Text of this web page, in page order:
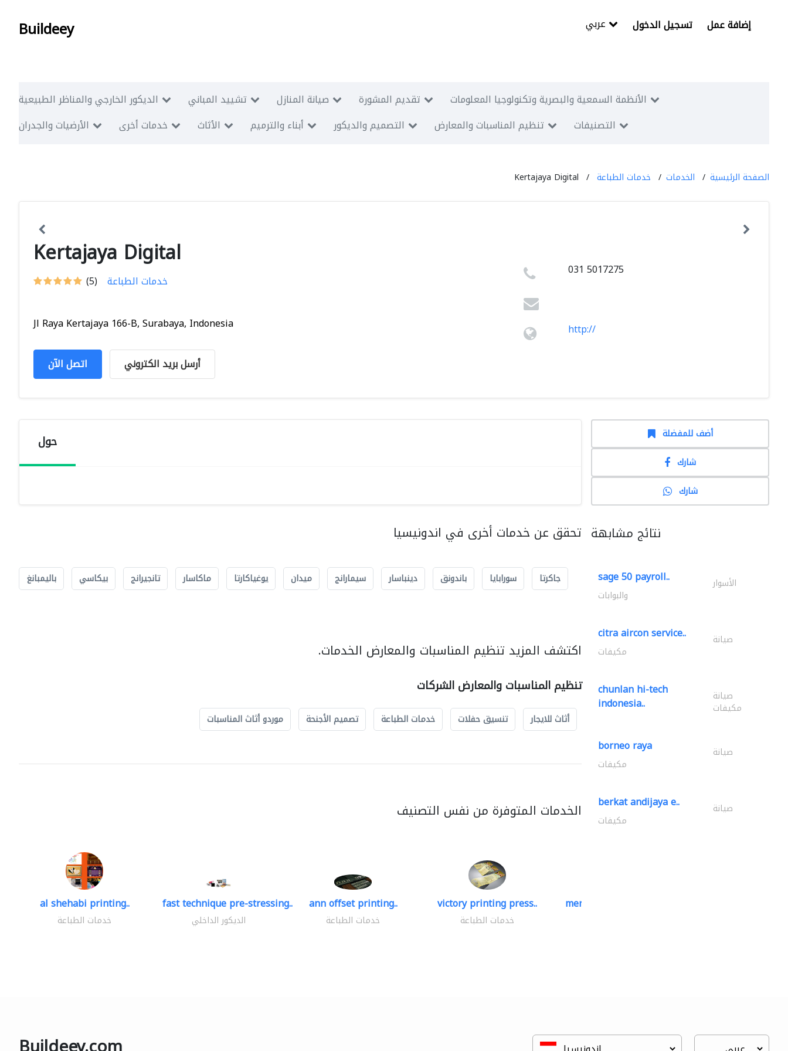
Buildeey تسجيل الدخول إضافة عمل
الديكور الخارجي والمناظر الطبيعية تشييد المباني صيانة المنازل تقديم المشورة
الأنظمة السمعية والبصرية وتكنولوجيا المعلومات
الأرضيات والجدران
خدمات أخرى الأثاث أبناء والترميم التصميم والديكور تنظيم المناسبات والمعارض التصنيفات
الصفحة الرئيسية الخدمات خدمات الطباعة Kertajaya Digital
Kertajaya Digital
(5) خدمات الطباعة
Jl Raya Kertajaya 166-B, Surabaya, Indonesia
اتصل الآن أرسل بريد الكتروني
031 5017275
http://
حول
تحقق عن خدمات أخرى في اندونيسيا
جاكرتا سورابايا باندونق دينباسار سيمارانج ميدان يوغياكارتا ماكاسار تانجيرانج بيكاسي باليمبانغ
اكتشف المزيد تنظيم المناسبات والمعارض الخدمات.
تنظيم المناسبات والمعارض الشركات
أثاث للايجار تنسيق حفلات خدمات الطباعة تصميم الأجنحة موردو أثاث المناسبات
الخدمات المتوفرة من نفس التصنيف
al shehabi printing..
خدمات الطباعة
fast technique pre-stressing..
الديكور الداخلي
ann offset printing..
خدمات الطباعة
victory printing press..
خدمات الطباعة
mermaid digital printing..
أضف للمفضلة
شارك
شارك
نتائج مشابهة
sage 50 payroll.. الأسوار
والبوابات
citra aircon service.. صيانة
مكيفات
chunlan hi-tech
indonesia.. صيانة
مكيفات
borneo raya صيانة
مكيفات
berkat andijaya e.. صيانة
مكيفات